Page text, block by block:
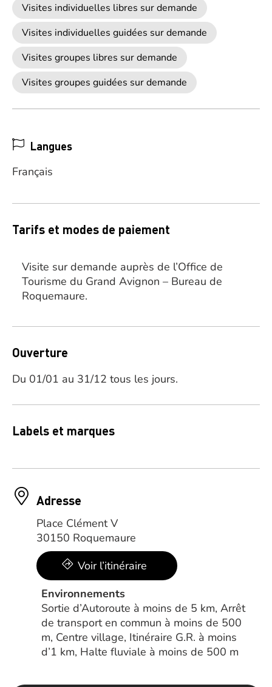
Visites individuelles libres sur demande
Visites individuelles guidées sur demande
Visites groupes libres sur demande
Visites groupes guidées sur demande
Langues
Français
Tarifs et modes de paiement
Visite sur demande auprès de l’Office de
Tourisme du Grand Avignon – Bureau de
Roquemaure.
Ouverture
Du 01/01 au 31/12 tous les jours.
Labels et marques
Adresse
Place Clément V
30150 Roquemaure
Voir l’itinéraire
Environnements
Sortie d’Autoroute à moins de 5 km, Arrêt
de transport en commun à moins de 500
m, Centre village, Itinéraire G.R. à moins
d’1 km, Halte fluviale à moins de 500 m